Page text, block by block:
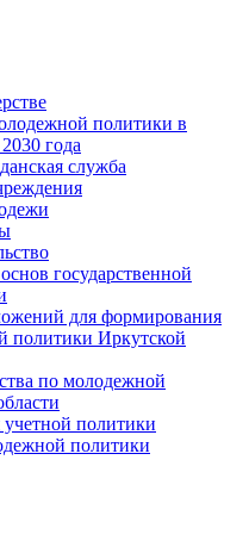
политики в
года
служба
государственной
для формирования
политики Иркутской
по молодежной
политики
политики